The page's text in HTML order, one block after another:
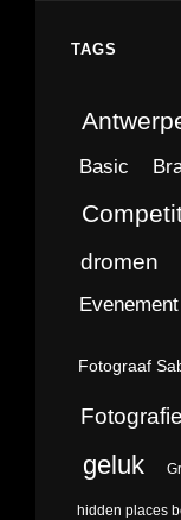
TAGS
Basic
dromen
Fotograaf
geluk
hidden places